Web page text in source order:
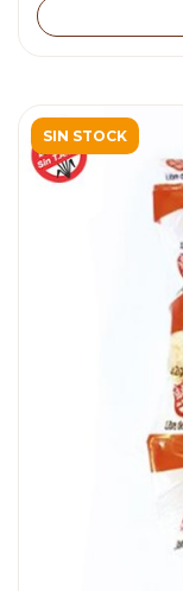
SIN STOCK